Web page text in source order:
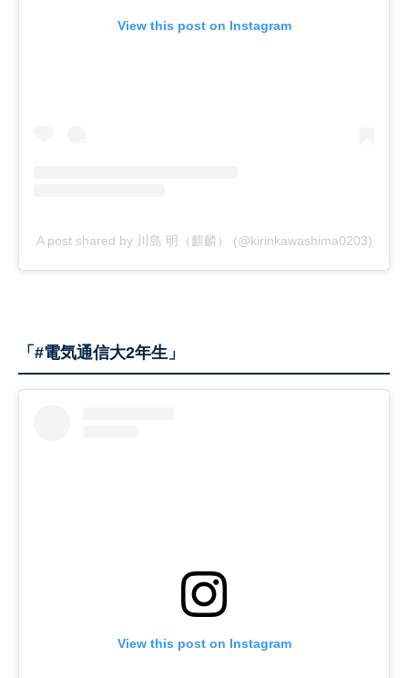
View this post on Instagram
A post shared by 川島 明（麒麟） (@kirinkawashima0203)
「#電気通信大2年生」
View this post on Instagram